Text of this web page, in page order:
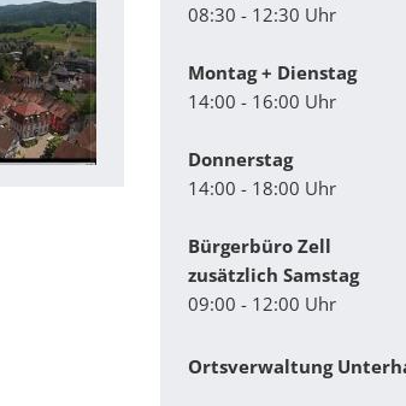
08:30 - 12:30 Uhr
Montag + Dienstag
14:00 - 16:00 Uhr
Donnerstag
14:00 - 18:00 Uhr
Bürgerbüro Zell
zusätzlich Samstag
09:00 - 12:00 Uhr
Ortsverwaltung